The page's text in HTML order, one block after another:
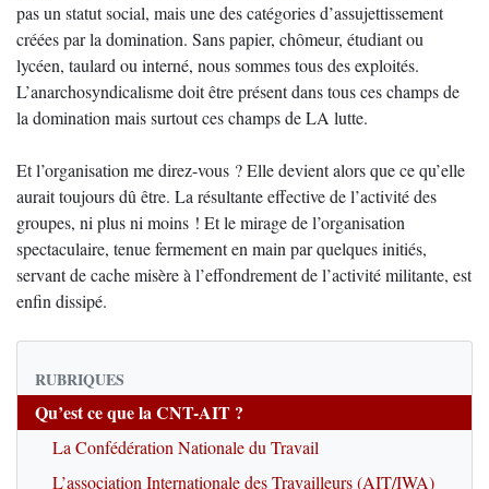
pas un statut social, mais une des catégories d’assujettissement
créées par la domination. Sans papier, chômeur, étudiant ou
lycéen, taulard ou interné, nous sommes tous des exploités.
L’anarchosyndicalisme doit être présent dans tous ces champs de
la domination mais surtout ces champs de LA lutte.
Et l’organisation me direz-vous ? Elle devient alors que ce qu’elle
aurait toujours dû être. La résultante effective de l’activité des
groupes, ni plus ni moins ! Et le mirage de l’organisation
spectaculaire, tenue fermement en main par quelques initiés,
servant de cache misère à l’effondrement de l’activité militante, est
enfin dissipé.
RUBRIQUES
Qu’est ce que la CNT-AIT ?
La Confédération Nationale du Travail
L’association Internationale des Travailleurs (AIT/IWA)